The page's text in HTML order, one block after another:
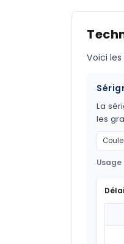
Voici
La
les
Usage